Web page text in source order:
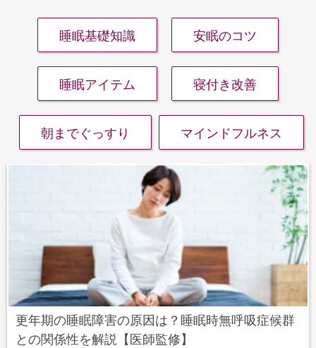
睡眠基礎知識 安眠のコツ
睡眠アイテム 寝付き改善
朝までぐっすり マインドフルネス
更年期の睡眠障害の原因は？睡眠時無呼吸症候群
との関係性を解説【医師監修】